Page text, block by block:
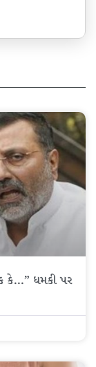
કે…” ધમકી પર